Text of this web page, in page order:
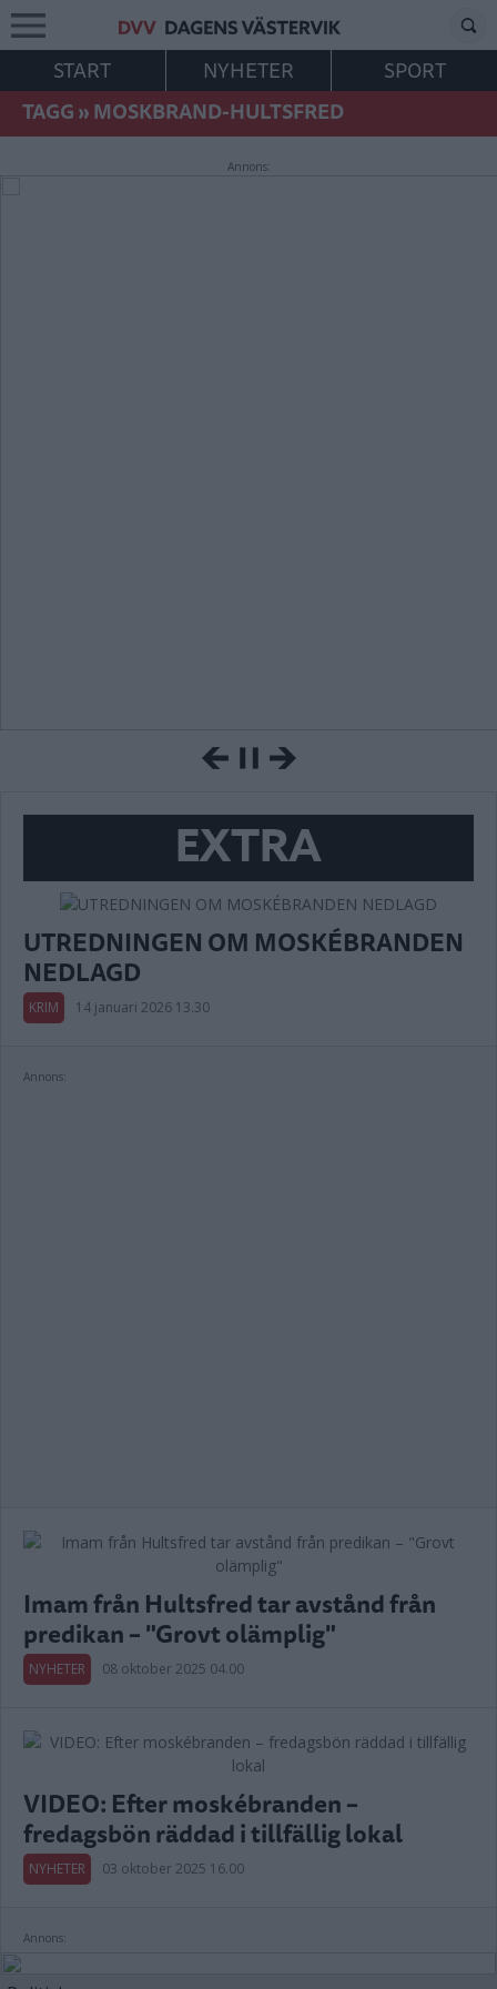
START NYHETER
SPORT
TAGG»MOSKBRAND-HULTSFRED
Annons:
EXTRA
UTREDNINGEN OM MOSKÉBRANDEN
NEDLAGD
KRIM 14 januari 2026 13.30
Annons:
Imam från Hultsfred tar avstånd från
predikan – "Grovt olämplig"
NYHETER 08 oktober 2025 04.00
VIDEO: Efter moskébranden –
fredagsbön räddad i tillfällig lokal
NYHETER 03 oktober 2025 16.00
Annons: